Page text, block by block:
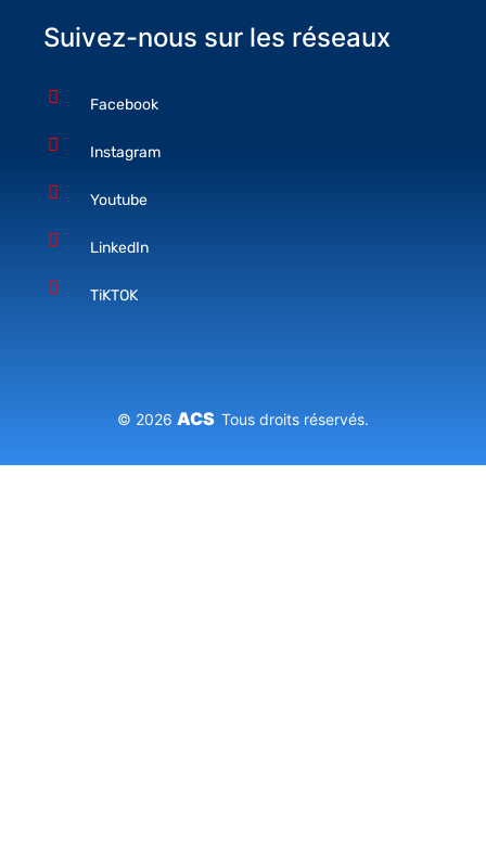
Suivez-nous sur les réseaux
Facebook
Instagram
Youtube
LinkedIn
TiKTOK
© 2026 ACS Tous droits réservés.